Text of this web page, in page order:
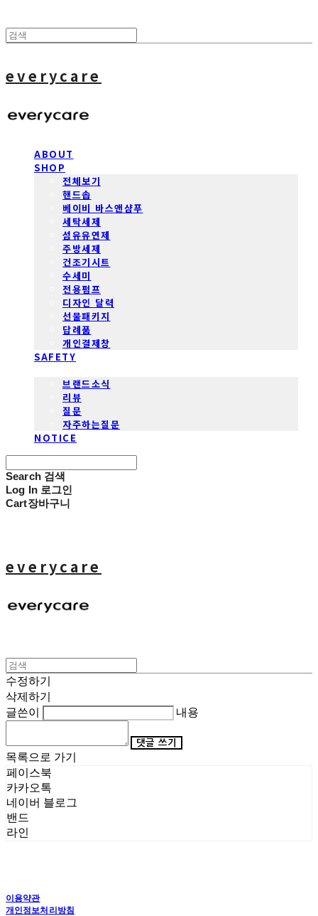
everycare
ABOUT
SHOP
전체보기
핸드솝
베이비 바스앤샴푸
세탁세제
섬유유연제
주방세제
건조기시트
수세미
전용펌프
디자인 달력
선물패키지
답례품
개인결제창
SAFETY
브랜드소식
리뷰
질문
자주하는질문
NOTICE
Search 검색
Log In 로그인
Cart장바구니
everycare
수정하기
삭제하기
글쓴이
내용
댓글 쓰기
목록으로 가기
페이스북
카카오톡
네이버 블로그
밴드
라인
이용약관
개인정보처리방침